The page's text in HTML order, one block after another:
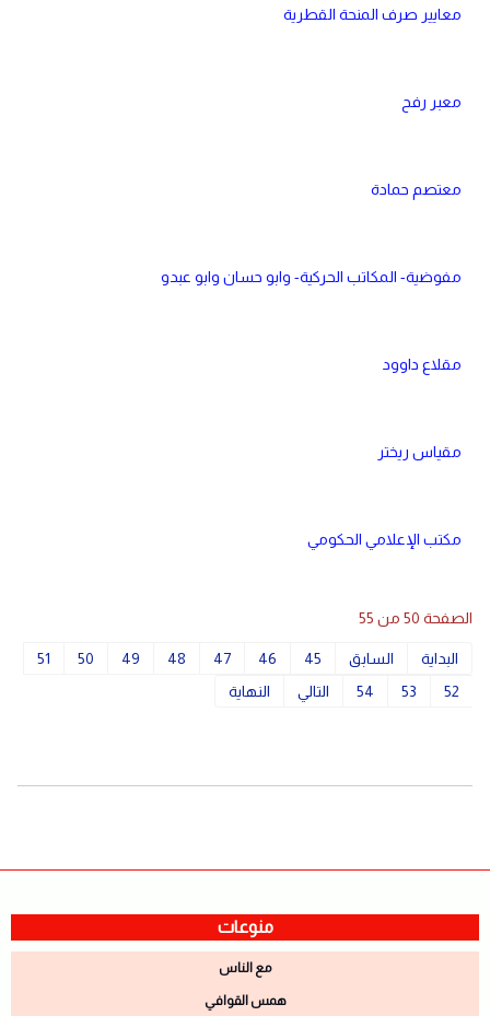
معايير صرف المنحة القطرية
معبر رفح
معتصم حمادة
مفوضية- المكاتب الحركية- وابو حسان وابو عبدو
مقلاع داوود
مقياس ريختر
مكتب الإعلامي الحكومي
الصفحة 50 من 55
البداية السابق 45
46
47
48
49
50
51
52
53
54 التالي النهاية
منوعات
مع الناس
همس القوافي